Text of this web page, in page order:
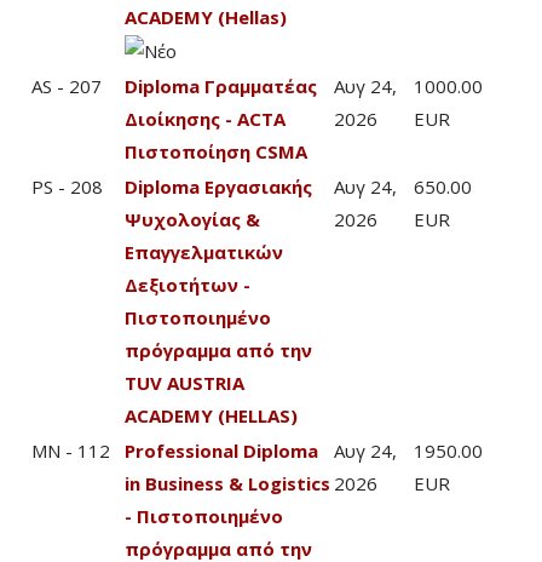
ACADEMY (Hellas)
AS - 207
Diploma Γραμματέας
Διοίκησης - ACTA
Πιστοποίηση CSMA
Αυγ 24,
2026
1000.00
EUR
PS - 208
Diploma Εργασιακής
Ψυχολογίας &
Επαγγελματικών
Δεξιοτήτων -
Πιστοποιημένο
πρόγραμμα από την
TUV AUSTRIA
ACADEMY (HELLAS)
Αυγ 24,
2026
650.00
EUR
MN - 112
Professional Diploma
in Business & Logistics
- Πιστοποιημένο
πρόγραμμα από την
Αυγ 24,
2026
1950.00
EUR